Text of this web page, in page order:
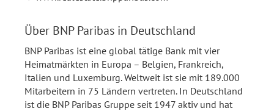
Über BNP Paribas in Deutschland
BNP Paribas ist eine global tätige Bank mit vier
Heimatmärkten in Europa – Belgien, Frankreich,
Italien und Luxemburg. Weltweit ist sie mit 189.000
Mitarbeitern in 75 Ländern vertreten. In Deutschland
ist die BNP Paribas Gruppe seit 1947 aktiv und hat